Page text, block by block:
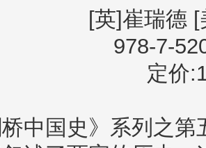
[英]崔瑞德
978-7-
定价
中国史》系列之